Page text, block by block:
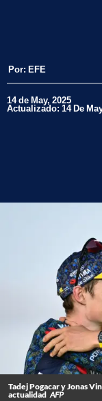
Por: EFE
14 de May, 2025
Actualizado: 14 De
Tadej Pogacar y Jonas
actualidad AFP